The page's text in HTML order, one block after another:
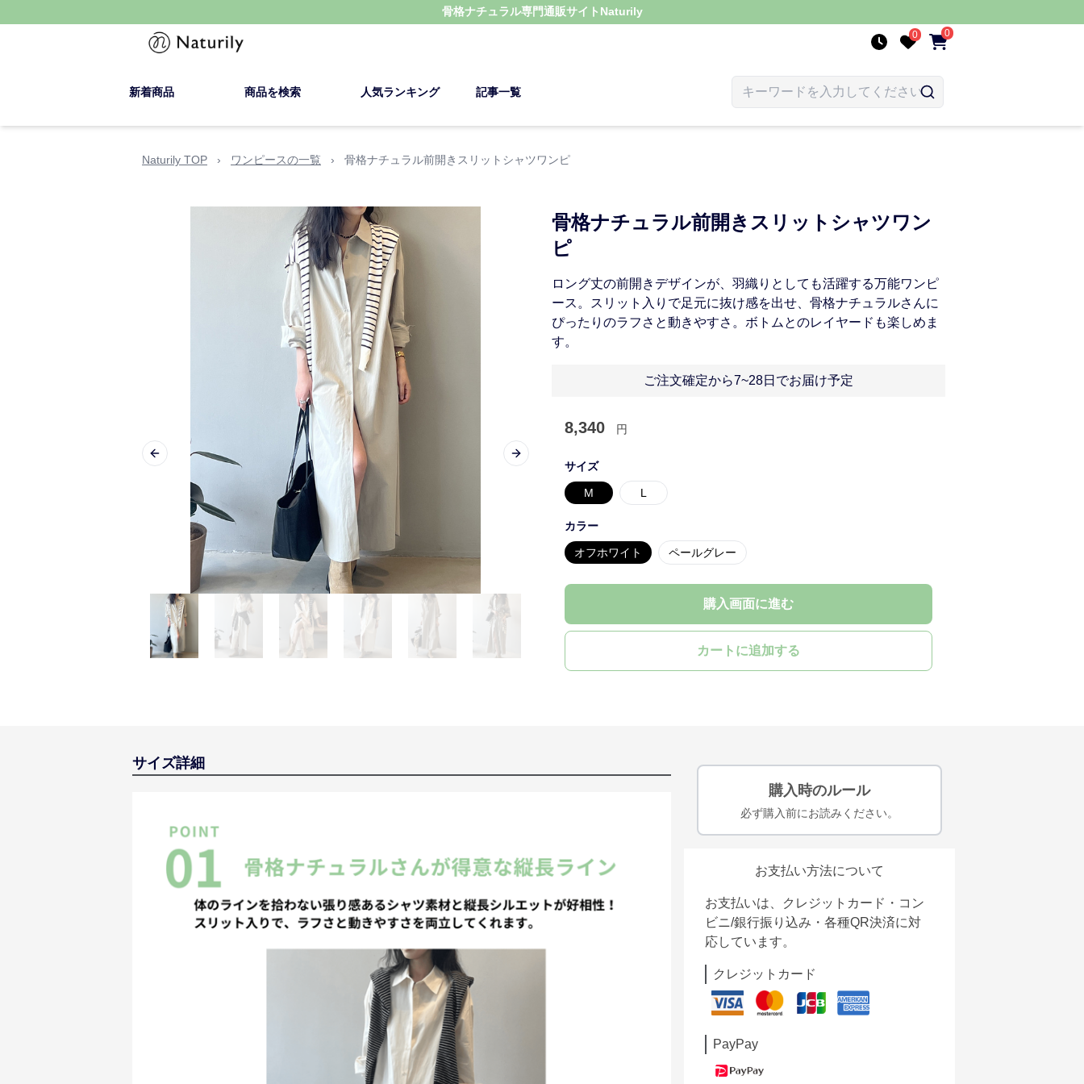
骨格ナチュラル専門通販サイト Naturily
0 0
新着商品 商品を検索 人気ランキング 記事一覧
Naturily TOP › ワンピースの一覧 › 骨格ナチュラル前開きスリットシャツワンピ
Previous slide Next slide
骨格ナチュラル前開きスリットシャツワン
ピ
ロング丈の前開きデザインが、羽織りとしても活躍する万能ワンピ
ース。スリット入りで足元に抜け感を出せ、骨格ナチュラルさんに
ぴったりのラフさと動きやすさ。ボトムとのレイヤードも楽しめま
す。
ご注文確定から7~28日でお届け予定
8,340 円
サイズ
M L
カラー
オフホワイト ペールグレー
購入画面に進む
カートに追加する
サイズ詳細
購入時のルール
必ず購入前にお読みください。
お支払い方法について
お支払いは、クレジットカード・コン
ビニ/銀行振り込み・各種QR決済に対
応しています。
クレジットカード
PayPay